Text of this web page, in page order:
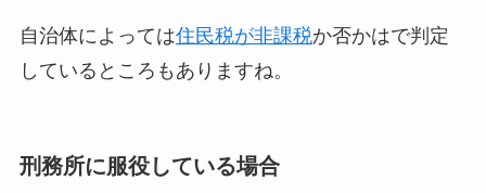
自治体によっては住民税が非課税か否かはで判定
しているところもありますね。
刑務所に服役している場合